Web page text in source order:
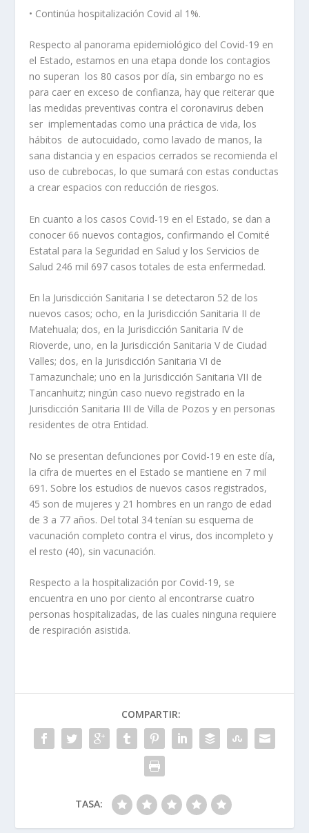
• Continúa hospitalización Covid al 1%.
Respecto al panorama epidemiológico del Covid-19 en
el Estado, estamos en una etapa donde los contagios
no superan los 80 casos por día, sin embargo no es
para caer en exceso de confianza, hay que reiterar que
las medidas preventivas contra el coronavirus deben
ser implementadas como una práctica de vida, los
hábitos de autocuidado, como lavado de manos, la
sana distancia y en espacios cerrados se recomienda el
uso de cubrebocas, lo que sumará con estas conductas
a crear espacios con reducción de riesgos.
En cuanto a los casos Covid-19 en el Estado, se dan a
conocer 66 nuevos contagios, confirmando el Comité
Estatal para la Seguridad en Salud y los Servicios de
Salud 246 mil 697 casos totales de esta enfermedad.
En la Jurisdicción Sanitaria I se detectaron 52 de los
nuevos casos; ocho, en la Jurisdicción Sanitaria II de
Matehuala; dos, en la Jurisdicción Sanitaria IV de
Rioverde, uno, en la Jurisdicción Sanitaria V de Ciudad
Valles; dos, en la Jurisdicción Sanitaria VI de
Tamazunchale; uno en la Jurisdicción Sanitaria VII de
Tancanhuitz; ningún caso nuevo registrado en la
Jurisdicción Sanitaria III de Villa de Pozos y en personas
residentes de otra Entidad.
No se presentan defunciones por Covid-19 en este día,
la cifra de muertes en el Estado se mantiene en 7 mil
691. Sobre los estudios de nuevos casos registrados,
45 son de mujeres y 21 hombres en un rango de edad
de 3 a 77 años. Del total 34 tenían su esquema de
vacunación completo contra el virus, dos incompleto y
el resto (40), sin vacunación.
Respecto a la hospitalización por Covid-19, se
encuentra en uno por ciento al encontrarse cuatro
personas hospitalizadas, de las cuales ninguna requiere
de respiración asistida.
COMPARTIR:
TASA: